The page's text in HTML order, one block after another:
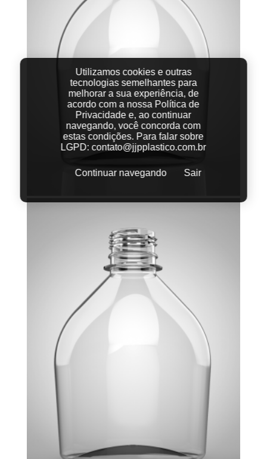
Utilizamos cookies e outras
tecnologias semelhantes para
melhorar a sua experiência, de
acordo com a nossa Política de
Privacidade e, ao continuar
navegando, você concorda com
estas condições. Para falar sobre
LGPD:contato@jjpplastico.com.br
Continuar navegando Sair